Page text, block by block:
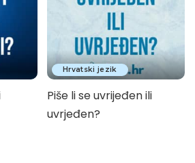
Hrvatski jezik
Piše li se uvrijeđen ili
uvrjeđen?